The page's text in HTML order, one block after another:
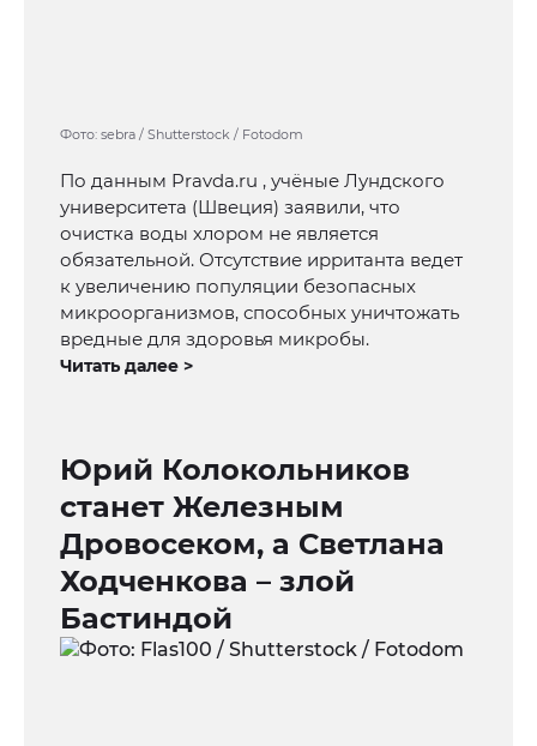
Фото: sebra / Shutterstock / Fotodom
По данным Pravda.ru , учёные Лундского
университета (Швеция) заявили, что
очистка воды хлором не является
обязательной. Отсутствие ирританта ведет
к увеличению популяции безопасных
микроорганизмов, способных уничтожать
вредные для здоровья микробы.
Читать далее >
Юрий Колокольников
станет Железным
Дровосеком, а Светлана
Ходченкова – злой
Бастиндой